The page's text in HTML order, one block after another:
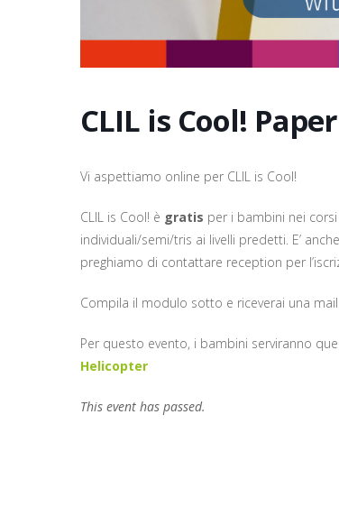
CLIL is Cool!
Vi aspettiamo online per CLIL is Cool!
CLIL is Cool! è gratis per i bambini nei corsi
individuali/semi/tris ai livelli predetti. E’
preghiamo di contattare reception per
Compila il modulo sotto e riceverai una
Per questo evento, i bambini serviranno
Helicopter
This event has passed.